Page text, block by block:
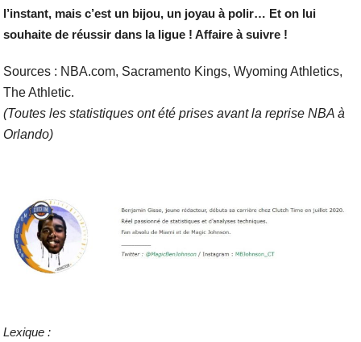
l’instant, mais c’est un bijou, un joyau à polir… Et on lui
souhaite de réussir dans la ligue ! Affaire à suivre !
Sources : NBA.com, Sacramento Kings, Wyoming Athletics,
The Athletic.
(Toutes les statistiques ont été prises avant la reprise NBA à
Orlando)
Lexique :